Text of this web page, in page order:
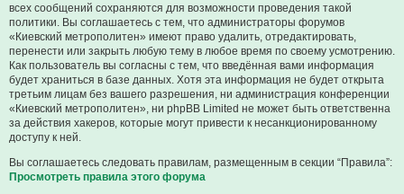
всех сообщений сохраняются для возможности проведения такой
политики. Вы соглашаетесь с тем, что администраторы форумов
«Киевский метрополитен» имеют право удалить, отредактировать,
перенести или закрыть любую тему в любое время по своему усмотрению.
Как пользователь вы согласны с тем, что введённая вами информация
будет храниться в базе данных. Хотя эта информация не будет открыта
третьим лицам без вашего разрешения, ни администрация конференции
«Киевский метрополитен», ни phpBB Limited не может быть ответственна
за действия хакеров, которые могут привести к несанкционированному
доступу к ней.
Вы соглашаетесь следовать правилам, размещенным в секции “Правила”:
Просмотреть правила этого форума